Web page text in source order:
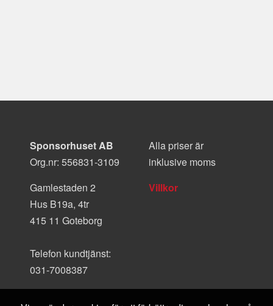
Sponsorhuset AB
Org.nr: 556831-3109
Gamlestaden 2
Hus B19a, 4tr
415 11 Goteborg
Telefon kundtjänst:
031-7008387
Alla priser är
inklusive moms
Villkor